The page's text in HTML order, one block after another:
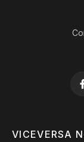
VICEVERSA